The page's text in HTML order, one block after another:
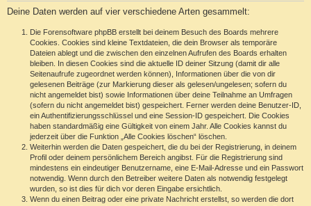
Deine Daten werden auf vier verschiedene Arten gesammelt:
Die Forensoftware phpBB erstellt bei deinem Besuch des Boards mehrere
Cookies. Cookies sind kleine Textdateien, die dein Browser als temporäre
Dateien ablegt und die zwischen den einzelnen Aufrufen des Boards erhalten
bleiben. In diesen Cookies sind die aktuelle ID deiner Sitzung (damit dir alle
Seitenaufrufe zugeordnet werden können), Informationen über die von dir
gelesenen Beiträge (zur Markierung dieser als gelesen/ungelesen; sofern du
nicht angemeldet bist) sowie Informationen über deine Teilnahme an Umfragen
(sofern du nicht angemeldet bist) gespeichert. Ferner werden deine Benutzer-ID,
ein Authentifizierungsschlüssel und eine Session-ID gespeichert. Die Cookies
haben standardmäßig eine Gültigkeit von einem Jahr. Alle Cookies kannst du
jederzeit über die Funktion „Alle Cookies löschen“ löschen.
Weiterhin werden die Daten gespeichert, die du bei der Registrierung, in deinem
Profil oder deinem persönlichem Bereich angibst. Für die Registrierung sind
mindestens ein eindeutiger Benutzername, eine E-Mail-Adresse und ein Passwort
notwendig. Wenn durch den Betreiber weitere Daten als notwendig festgelegt
wurden, so ist dies für dich vor deren Eingabe ersichtlich.
Wenn du einen Beitrag oder eine private Nachricht erstellst, so werden die dort